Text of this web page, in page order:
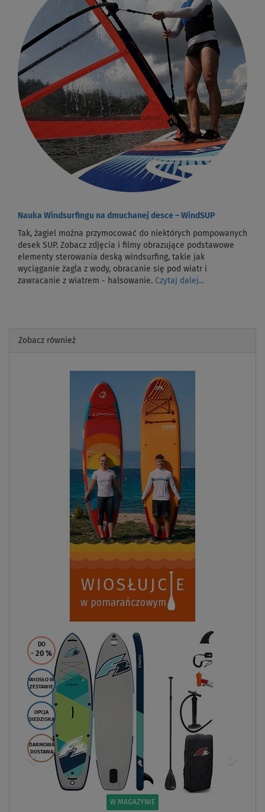
Nauka Windsurfingu na dmuchanej desce – WindSUP
Tak, żagiel można przymocować do niektórych pompowanych
desek SUP. Zobacz zdjęcia i filmy obrazujące podstawowe
elementy sterowania deską windsurfing, takie jak
wyciąganie żagla z wody, obracanie się pod wiatr i
zawracanie z wiatrem - halsowanie. Czytaj dalej...
Zobacz również
DO
- 20 %
WIOSŁO W
ZESTAWIE
OPCJA
SIEDZISKA
DARMOWA
DOSTAWA
W MAGAZYNIE